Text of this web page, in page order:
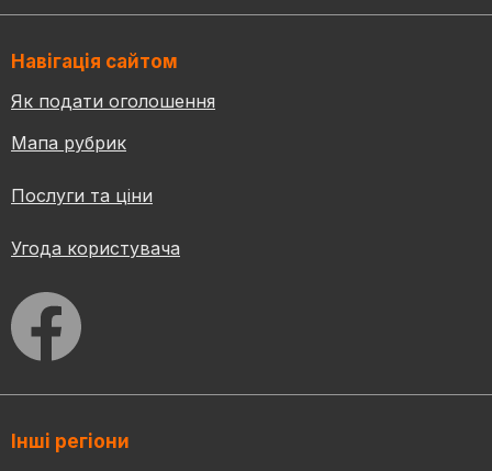
Навігація сайтом
Як подати оголошення
Мапа рубрик
Послуги та ціни
Угода користувача
Інші регіони